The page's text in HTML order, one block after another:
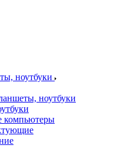
ноутбуки
ноутбуки